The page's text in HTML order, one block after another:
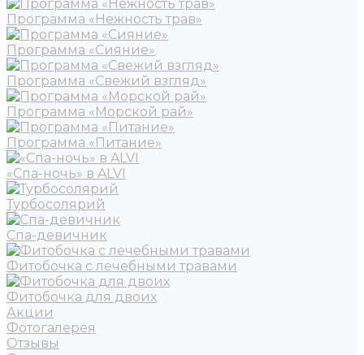
Программа «Нежность трав»
Программа «Сияние»
Программа «Свежий взгляд»
Программа «Морской рай»
Программа «Питание»
«Спа-ночь» в ALVI
Турбосолярий
Спа-девичник
Фитобочка с лечебными травами
Фитобочка для двоих
Акции
Фотогалерея
Отзывы